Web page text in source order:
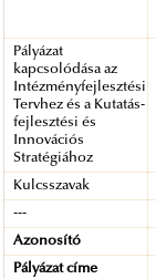
Pályázat
kapcsolódása az
Intézményfejlesztési
Tervhez és a Kutatás-
fejlesztési és
Innovációs
Stratégiához
Kulcsszavak
---
Azonosító
Pályázat címe